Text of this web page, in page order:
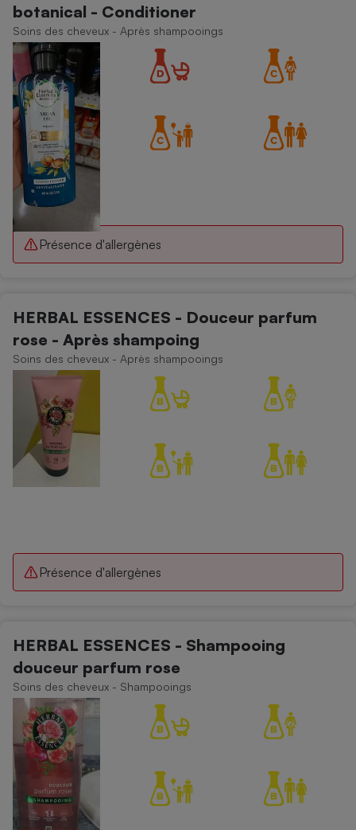
botanical - Conditioner
Soins des cheveux - Après shampooings
Présence d'allergènes
HERBAL ESSENCES - Douceur parfum
rose - Après shampoing
Soins des cheveux - Après shampooings
Présence d'allergènes
HERBAL ESSENCES - Shampooing
douceur parfum rose
Soins des cheveux - Shampooings